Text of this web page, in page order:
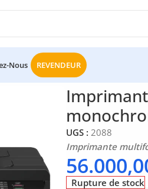
Nous REVENDEUR
4-en-1 laser monochrome fax
UGS : 2088
Imprimante
Rupture de stock